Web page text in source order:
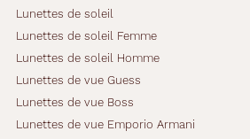
Lunettes de soleil
Lunettes de soleil Femme
Lunettes de soleil Homme
Lunettes de vue Guess
Lunettes de vue Boss
Lunettes de vue Emporio Armani